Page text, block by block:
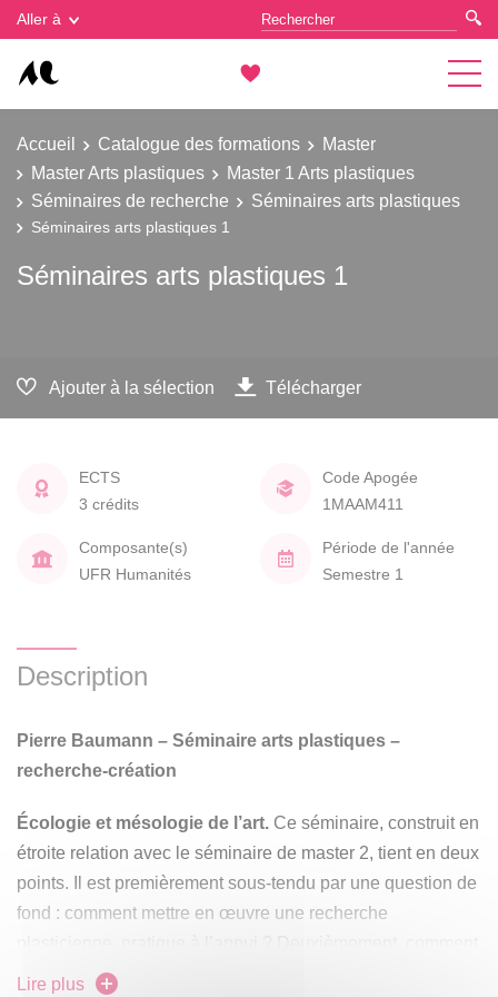
Aller à
Accueil Catalogue des formations
Master
Master Arts plastiques
Master 1 Arts plastiques
Séminaires de recherche
Séminaires arts plastiques
Séminaires arts plastiques 1
Séminaires arts plastiques 1
Ajouter à la sélection Télécharger
ECTS
3 crédits
Code Apogée
1MAAM411
Composante(s)
UFR Humanités
Période de l'année
Semestre 1
Description
Pierre Baumann – Séminaire arts plastiques –
recherche-création
Écologie et mésologie de l’art. Ce séminaire, construit en
étroite relation avec le séminaire de master 2, tient en deux
points. Il est premièrement sous-tendu par une question de
fond : comment mettre en œuvre une recherche
penser les rapports entre une production artistique et son
Lire plus
Gestion des cookies